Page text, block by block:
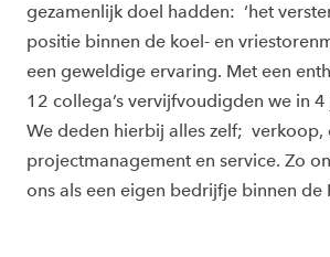
gezamenlijk doel hadden: ‘het
positie binnen de koel- en
een geweldige ervaring. Met een
12 collega’s vervijfvoudigden we in
We deden hierbij alles zelf; verkoop,
projectmanagement en service. Zo
ons als een eigen bedrijfje binnen de